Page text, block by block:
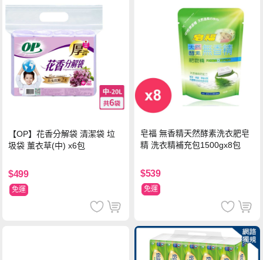
【OP】花香分解袋 清潔袋 垃
圾袋 薰衣草(中) x6包
$499
免運
皂福 無香精天然酵素洗衣肥皂
精 洗衣精補充包1500gx8包
$539
免運